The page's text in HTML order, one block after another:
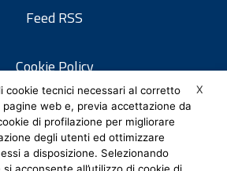
Feed RSS
Cookie Policy
privacy
Note legali
X
cookie tecnici necessari al corretto
web e, previa accettazione da
di profilazione per migliorare
degli utenti ed ottimizzare
a disposizione. Selezionando
acconsente all’utilizzo di cookie di